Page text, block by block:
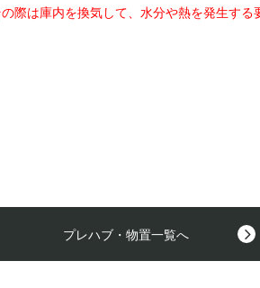
は庫内を換気して、水分や熱を発生する
プレハブ・物置一覧へ